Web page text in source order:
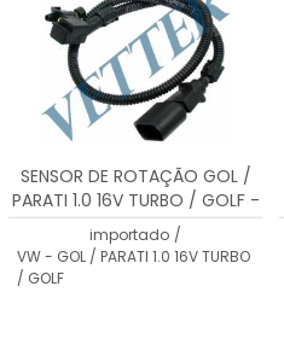
SENSOR DE ROTAÇÃO GOL /
PARATI 1.0 16V TURBO / GOLF -
030906433C
importado /
VW - GOL / PARATI 1.0 16V TURBO
/ GOLF